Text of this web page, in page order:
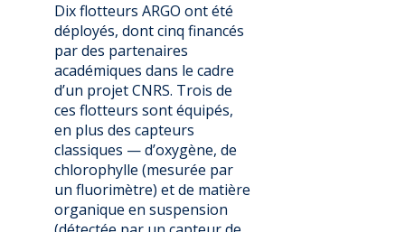
Dix flotteurs ARGO ont été
déployés, dont cinq financés
par des partenaires
académiques dans le cadre
d’un projet CNRS. Trois de
ces flotteurs sont équipés,
en plus des capteurs
classiques — d’oxygène, de
chlorophylle (mesurée par
un fluorimètre) et de matière
organique en suspension